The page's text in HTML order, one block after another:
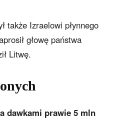
także Izraelowi płynnego
głowę państwa
Litwę.
dawkami prawie 5 mln